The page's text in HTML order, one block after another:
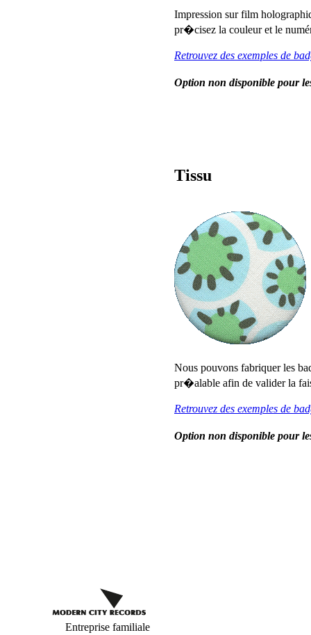
Impression sur film
pr�cisez la couleur et le
Retrouvez des exemples de
Option non disponible pour
Tissu
Nous pouvons fabriquer les
pr�alable afin de valider la
Retrouvez des exemples de
Option non disponible pour
Entreprise familiale